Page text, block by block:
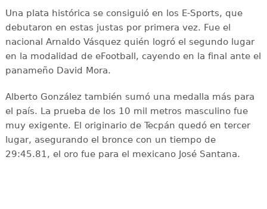
Una plata histórica se consiguió en los E-Sports, que
debutaron en estas justas por primera vez. Fue el
nacional Arnaldo Vásquez quién logró el segundo lugar
en la modalidad de eFootball, cayendo en la final ante el
panameño David Mora.
Alberto González también sumó una medalla más para
el país. La prueba de los 10 mil metros masculino fue
muy exigente. El originario de Tecpán quedó en tercer
lugar, asegurando el bronce con un tiempo de
29:45.81, el oro fue para el mexicano José Santana.